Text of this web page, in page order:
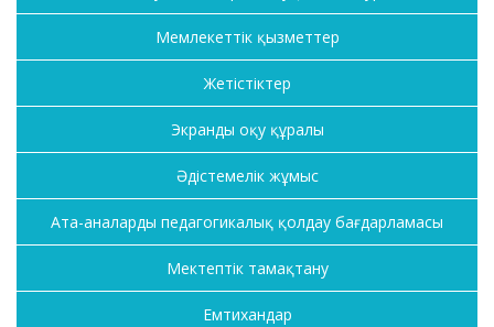
Мемлекеттік қызметтер
Жетістіктер
Экранды оқу құралы
Әдістемелік жұмыс
Ата-аналарды педагогикалық қолдау бағдарламасы
Мектептік тамақтану
Емтихандар